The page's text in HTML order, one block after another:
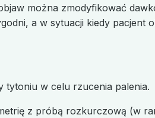
można zmodyfikować
a w sytuacji kiedy pacjent
tytoniu w celu rzucenia palenia.
z próbą rozkurczową (w